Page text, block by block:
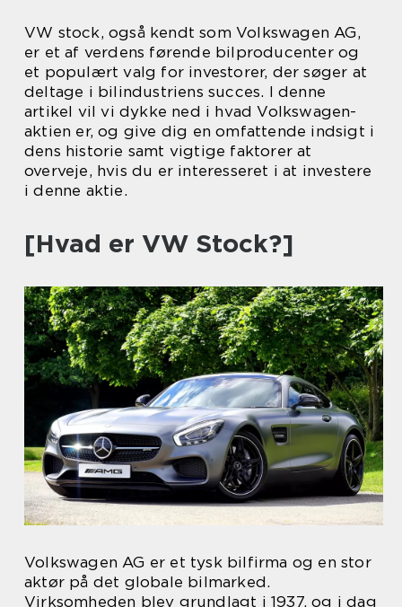
VW stock, også kendt som Volkswagen AG,
er et af verdens førende bilproducenter og
et populært valg for investorer, der søger at
deltage i bilindustriens succes. I denne
artikel vil vi dykke ned i hvad Volkswagen-
aktien er, og give dig en omfattende indsigt i
dens historie samt vigtige faktorer at
overveje, hvis du er interesseret i at investere
i denne aktie.
[Hvad er VW Stock?]
Volkswagen AG er et tysk bilfirma og en stor
aktør på det globale bilmarked.
Virksomheden blev grundlagt i 1937, og i dag